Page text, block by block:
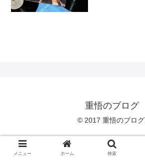
重悟のブログ
© 2017 重悟のブログ.
メニュー ホーム 検索